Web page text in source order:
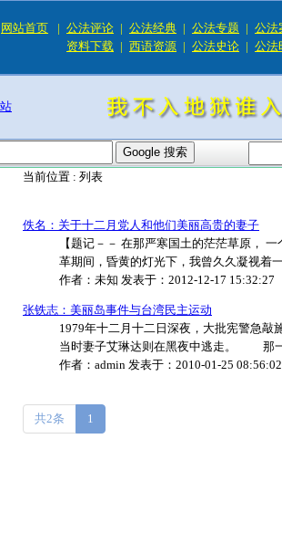
网站首页 | 公法评论 | 公法经典 | 公法专题 | 公法
资料下载 | 西语资源 | 公法史论 | 公法
当前位置 : 列表
佚名：关于十二月党人和他们美丽高贵的妻子
【题记－－ 在那严寒国土的茫茫草原，
革期间，昏黄的灯光下，我曾久久凝视着
作者： 未知 发表于： 2012-12-17 15:32:27
张铁志：美丽岛事件与台湾民主运动
1979年十二月十二日深夜，大批宪警急敲
当时妻子艾琳达则在黑夜中逃走。 那一
作者： admin 发表于： 2010-01-25 08:56:02
共2条 1